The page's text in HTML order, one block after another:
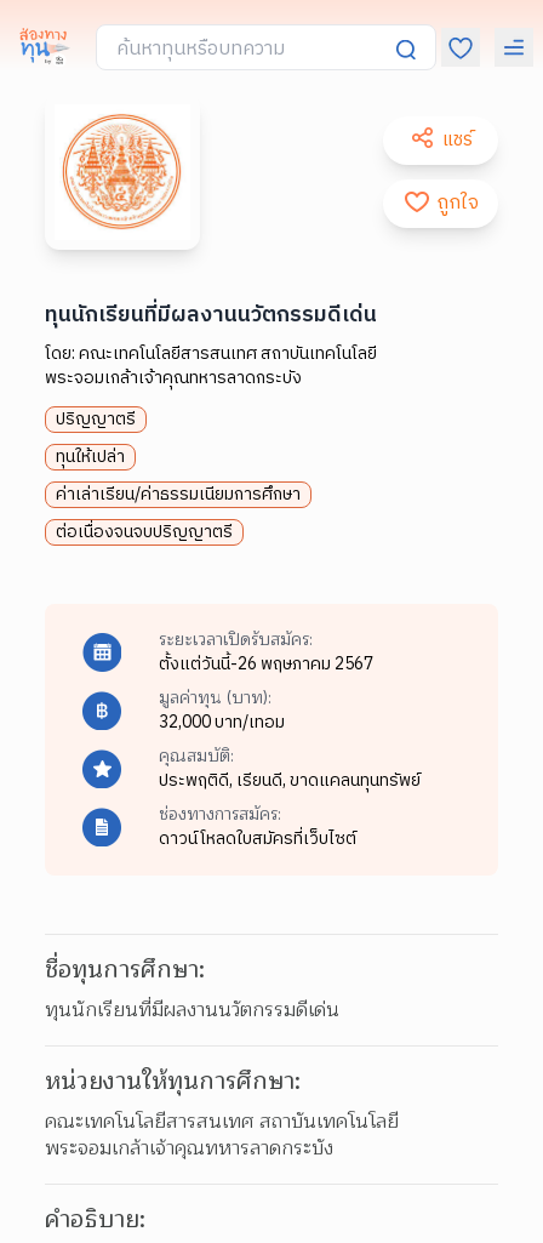
แชร์
ถูกใจ
ทุนนักเรียนที่มีผลงานนวัตกรรมดีเด่น
โดย:คณะเทคโนโลยีสารสนเทศ สถาบันเทคโนโลยี
พระจอมเกล้าเจ้าคุณทหารลาดกระบัง
ปริญญาตรี
ทุนให้เปล่า
ค่าเล่าเรียน/ค่าธรรมเนียมการศึกษา
ต่อเนื่องจนจบปริญญาตรี
ระยะเวลาเปิดรับสมัคร:
ตั้งแต่วันนี้-26 พฤษภาคม 2567
มูลค่าทุน (บาท):
32,000 บาท/เทอม
คุณสมบัติ:
ประพฤติดี, เรียนดี,ขาดแคลนทุนทรัพย์
ช่องทางการสมัคร:
ดาวน์โหลดใบสมัครที่เว็บไซต์
ชื่อทุนการศึกษา:
ทุนนักเรียนที่มีผลงานนวัตกรรมดีเด่น
หน่วยงานให้ทุนการศึกษา:
คณะเทคโนโลยีสารสนเทศ สถาบันเทคโนโลยี
พระจอมเกล้าเจ้าคุณทหารลาดกระบัง
คำอธิบาย: